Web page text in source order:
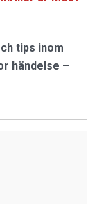
tips inom
händelse –